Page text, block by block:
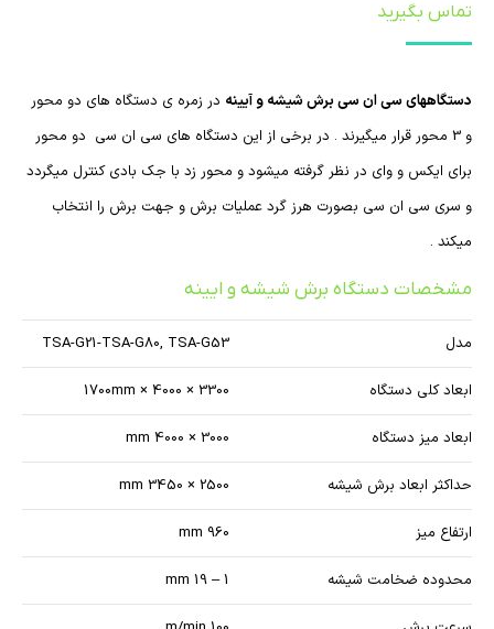
تماس بگیرید
دستگاههای سی ان سی برش شیشه و آیینه در زمره ی دستگاه های دو محور
و 3 محور قرار میگیرند . در برخی از این دستگاه های سی ان سی دو محور
برای ایکس و وای در نظر گرفته میشود و محور زد با جک بادی کنترل میگردد
و سری سی ان سی بصورت هرز گرد عملیات برش و جهت برش را انتخاب
میکند .
مشخصات دستگاه برش شیشه و ایینه
مدل TSA-G21-TSA-G80, TSA-G53
ابعاد کلی دستگاه 3300 × 4000 × 1700mm
ابعاد میز دستگاه 3000 × 4000 mm
حداکثر ابعاد برش شیشه 2500 × 3450 mm
ارتفاع میز 960 mm
محدوده ضخامت شیشه 1 – 19 mm